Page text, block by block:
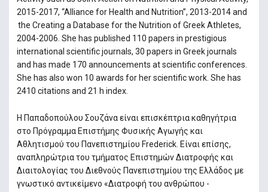
2015-2017, “Alliance for Health and Nutrition”, 2013-2014 and
the Creating a Database for the Nutrition of Greek Athletes,
2004-2006. She has published 110 papers in prestigious
international scientific journals, 30 papers in Greek journals
and has made 170 announcements at scientific conferences.
She has also won 10 awards for her scientific work. She has
2410 citations and 21 h index.
Η Παπαδοπούλου Σουζάνα είναι επισκέπτρια καθηγήτρια
στο Πρόγραμμα Επιστήμης Φυσικής Αγωγής και
Αθλητισμού του Πανεπιστημίου Frederick. Είναι επίσης,
αναπληρώτρια του τμήματος Επιστημών Διατροφής και
Διαιτολογίας του Διεθνούς Πανεπιστημίου της Ελλάδος με
γνωστικό αντικείμενο «Διατροφή του ανθρώπου -